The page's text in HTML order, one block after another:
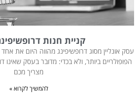
קניית חנות
עסק אונליין מסוג דרופשיפינג מהווה היום את
הפופולריים ביותר, ולא בכדי: מדובר בעסק
מצריך מכם
להמשיך לקרוא »